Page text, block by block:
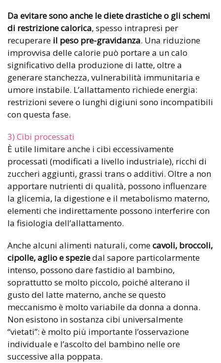
Da evitare sono anche le diete drastiche o gli schemi
di restrizione calorica, spesso intrapresi per
recuperare il peso pre-gravidanza. Una riduzione
improvvisa delle calorie può portare a un calo
significativo della produzione di latte, oltre a
generare stanchezza, vulnerabilità immunitaria e
umore instabile. L’allattamento richiede energia:
restrizioni severe o lunghi digiuni sono incompatibili
con questa fase.
3) Cibi processati
È utile limitare anche i cibi eccessivamente
processati (modificati a livello industriale), ricchi di
zuccheri aggiunti, grassi trans o additivi. Oltre a non
apportare nutrienti di qualità, possono influenzare
la glicemia, la digestione e il metabolismo materno,
elementi che indirettamente possono interferire con
la fisiologia dell’allattamento.
Anche alcuni alimenti naturali, comecavoli, broccoli,
cipolle, aglio e speziedal sapore particolarmente
intenso, possono dare fastidio al bambino,
soprattutto se molto piccolo, poiché alterano il
gusto del latte materno, anche se questo
meccanismo è molto variabile da donna a donna.
Non esistono in sostanza cibi universalmente
“vietati”: è molto più importante l’osservazione
individuale e l’ascolto del bambino nelle ore
successive alla poppata.